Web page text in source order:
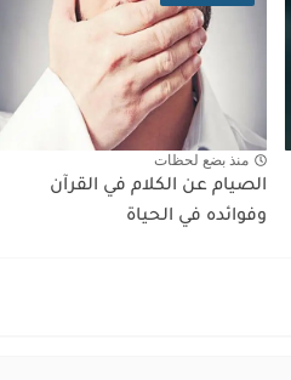
منذ بضع لحظات
الصيام عن الكلام في القرآن
وفوائده في الحياة